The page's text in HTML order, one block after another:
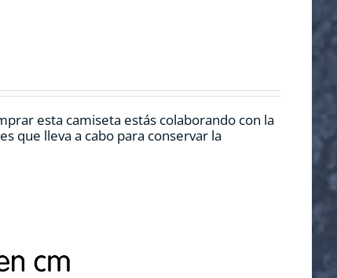
esta camiseta estás colaborando con la
que lleva a cabo para conservar la